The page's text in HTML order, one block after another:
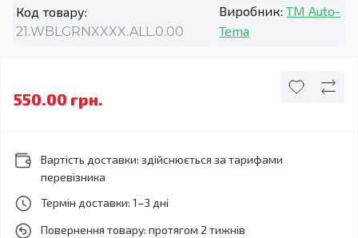
Код товару:
21.WBLGRNXXXX.ALL.0.00
Виробник: TM Auto-
Tema
550.00 грн.
Вартість доставки: здійснюється за тарифами
перевізника
Термін доставки: 1–3 дні
Повернення товару: протягом 2 тижнів